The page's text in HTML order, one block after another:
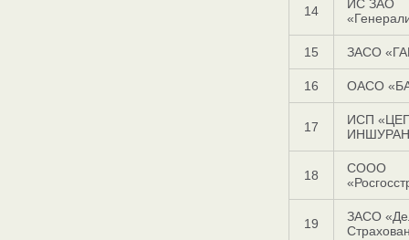
14
ИС ЗАО
15 ЗАСО
16 ОАСО
17
ИСП
18
СООО
19
ЗАСО